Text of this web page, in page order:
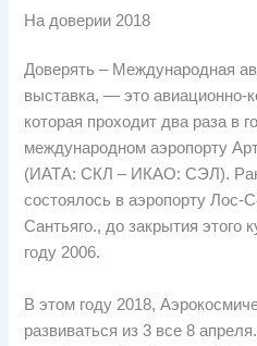
На доверии 2018
Доверять – Международная
выставка, — это авиационно-
которая проходит два раза в
международном аэропорту
(ИАТА: СКЛ – ИКАО: СЭЛ).
состоялось в аэропорту Лос-
Сантьяго., до закрытия этого
году 2006.
В этом году 2018,
развиваться из 3 все 8